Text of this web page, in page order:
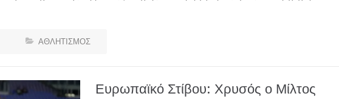
ΑΘΛΗΤΙΣΜΟΣ
Ευρωπαϊκό Στίβου: Χρυσός ο Μίλτος